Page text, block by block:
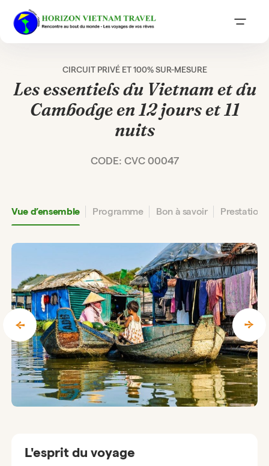
CIRCUIT PRIVÉ ET 100% SUR-MESURE
Les essentiels du Vietnam et du
Cambodge en 12 jours et 11
nuits
CODE: CVC 00047
Vue d’ensemble Programme Bon à savoir Prestation
L'esprit du voyage